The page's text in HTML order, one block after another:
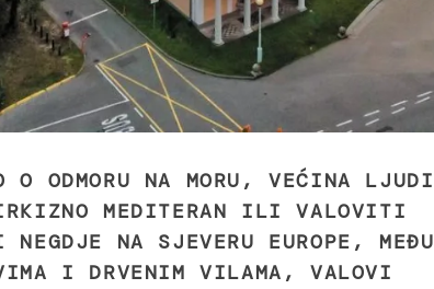
O ODMORU NA MORU, VEĆINA LJUDI
MEDITERAN ILI VALOVITI
NA SJEVERU EUROPE, MEĐU
I DRVENIM VILAMA, VALOVI